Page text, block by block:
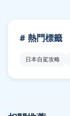
# 熱門標籤
日本自駕攻略